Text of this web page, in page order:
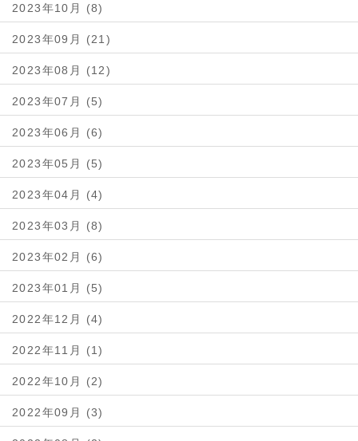
2023年10月 (8)
2023年09月 (21)
2023年08月 (12)
2023年07月 (5)
2023年06月 (6)
2023年05月 (5)
2023年04月 (4)
2023年03月 (8)
2023年02月 (6)
2023年01月 (5)
2022年12月 (4)
2022年11月 (1)
2022年10月 (2)
2022年09月 (3)